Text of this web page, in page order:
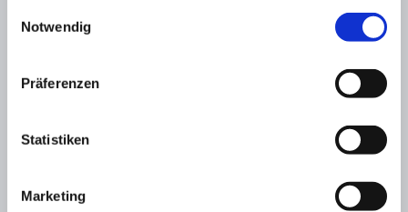
Notwendig
Präferenzen
Statistiken
Marketing
conductor sobre su comportamiento en el
introducir textos propios. El núcleo del viatext
de texto de LED.